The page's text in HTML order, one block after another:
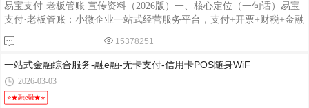
易宝支付·老板管账 宣传资料（2026版）一、核心定位（一句话）易宝
支付·老板管账：小微企业一站式经营服务平台，支付+开票+财税+金融
Slogan- 老板管账，一部手机管生意- 收款快、开票易、对账清、融资
易、管理全三、产品版本（2个版本）1️⃣ 老板管账·商户版（给老板/财
务）- 定位：小微商户经营管理神器- 核心价值：全场景收款+智能开票
+实时对账+经营分析+金融服务- 适用：餐饮、零售、服务、批发、个
体户、小微企业2️⃣ 老板管账·渠道版（给
15378251
一站式金融综合服务-融e融-无卡支付-信用卡POS随身WiF
2026-03-03
⭐★融e融★⭐